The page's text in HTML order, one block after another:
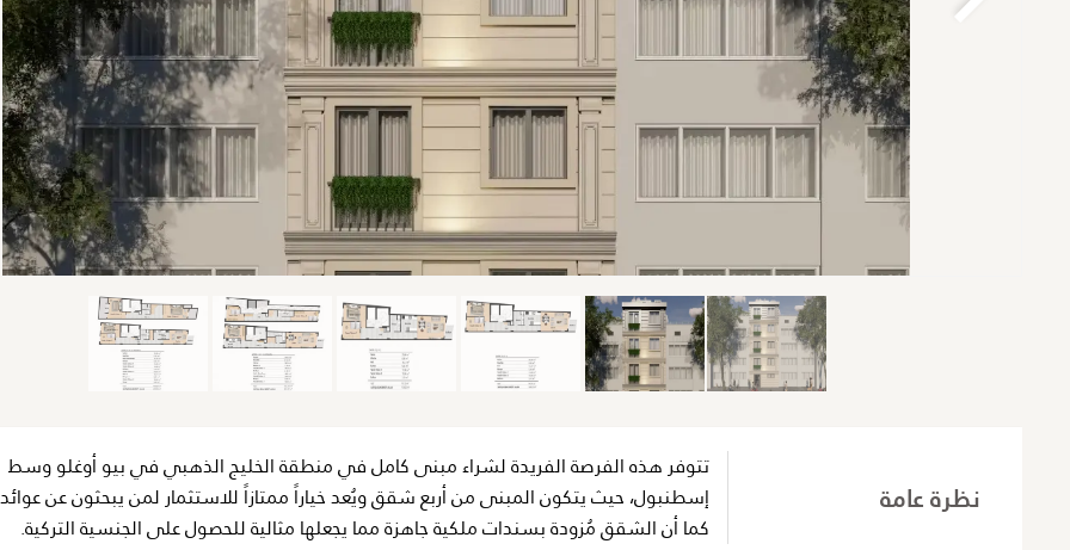
نظرة عامة
تتوفر هذه الفرصة الفريدة لشراء مبنى كامل في منطقة الخليج الذهبي في بيو أوغلو وسط
إسطنبول، حيث يتكون المبنى من أربع شقق ويُعد خياراً ممتازاً للاستثمار لمن يبحثون عن عوائد
كما أن الشقق مُزودة بسندات ملكية جاهزة مما يجعلها مثالية للحصول على الجنسية التركية.